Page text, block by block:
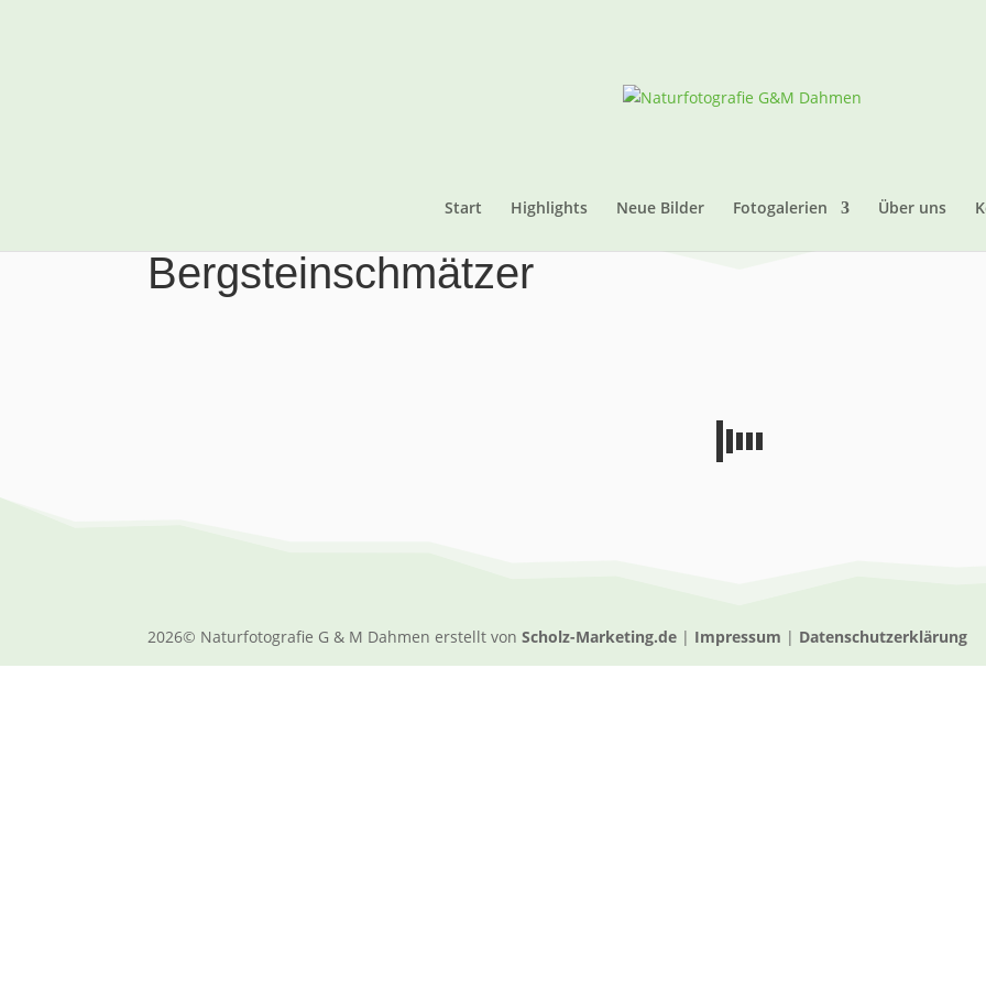
Start Highlights Neue Bilder Fotogalerien Über uns
Bergsteinschmätzer
2026© Naturfotografie G & M Dahmen erstellt vonScholz-Marketing.de | Impressum | Datenschutzerklärung